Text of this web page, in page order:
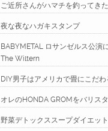
ご近所さんがハマチを釣ってきた
夜な夜なハガキスタンプ
BABYMETAL ロサンゼルス公演
The Wiltern
DIY男子はアメリカで畳にこだわ
オレのHONDA GROMをバリス
野菜デトックススープダイエッ